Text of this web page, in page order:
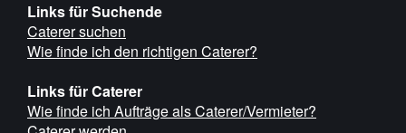
Links für Suchende
Caterer suchen
Wie finde ich den richtigen Caterer?
Links für Caterer
Wie finde ich Aufträge als Caterer/Vermieter?